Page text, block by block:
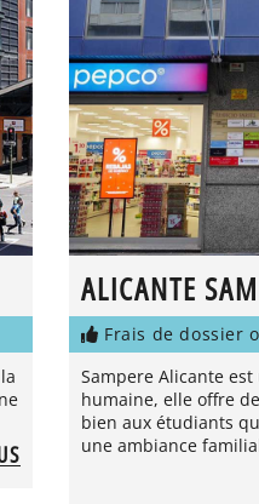
ALICANTE
Frais de dossier
Sampere Alicante
humaine, elle offre
bien aux étudiants
une ambiance